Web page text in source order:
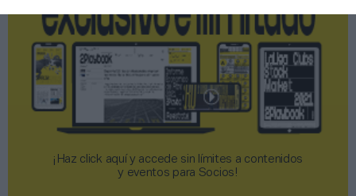
¡Haz click aquí y accede sin límites a contenidos
y eventos para Socios!​​​​​​​